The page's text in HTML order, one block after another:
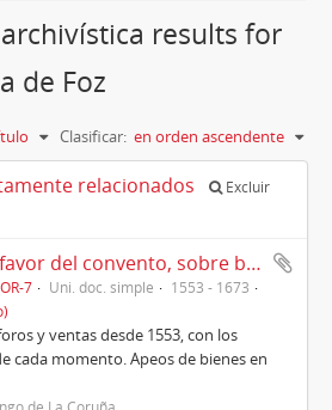
results for
de Foz
Clasificar: en orden ascendente
relacionados
Excluir
Carta ejecutoria a favor del convento, sobre bienes en las feligresías de Santaya de Lians, Sta. Leocadia de Foz, términos de Perillo y Montrobe.
7 Uni. doc. simple
1553 - 1673
y ventas desde 1553, con los
cada momento. Apeos de bienes en